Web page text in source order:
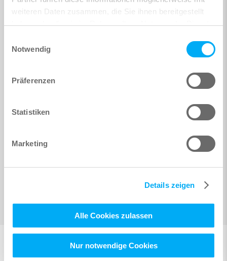
weiteren Daten zusammen, die Sie ihnen bereitgestellt
haben oder die sie im Rahmen Ihrer Nutzung der Dienste
Notwendig
Präferenzen
Statistiken
Marketing
Details zeigen
Alle Cookies zulassen
Nur notwendige Cookies